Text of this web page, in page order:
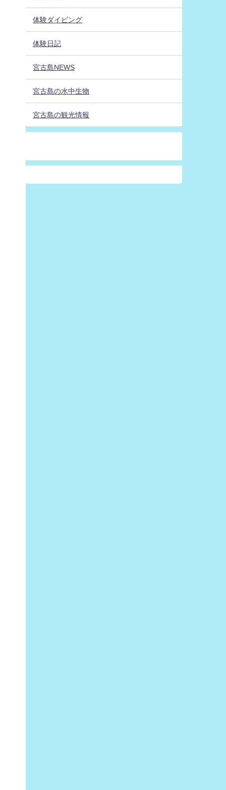
体験ダイビング
体験日記
宮古島NEWS
宮古島の水中生物
宮古島の観光情報